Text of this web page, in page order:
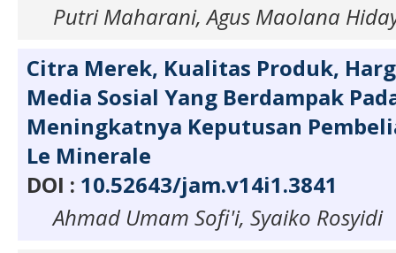
Putri Maharani, Agus Maolana
Citra Merek, Kualitas Produk,
Media Sosial Yang Berdampak
Meningkatnya Keputusan
Le Minerale
DOI : 10.52643/jam.v14i1.3841
Ahmad Umam Sofi'i, Syaiko Rosyidi